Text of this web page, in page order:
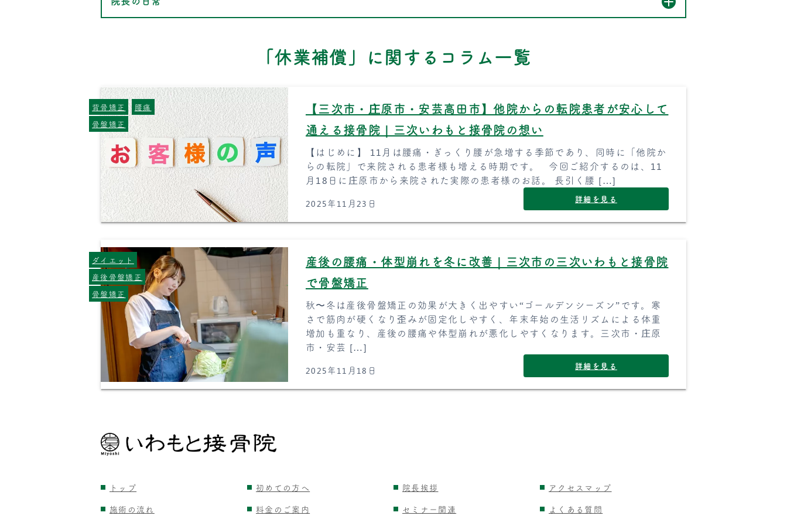
「休業補償」に関するコラム一覧
【三次市・庄原市・安芸高田市】他院からの転院患者が安心して
通える接骨院｜三次いわもと接骨院の想い
【はじめに】 11月は腰痛・ぎっくり腰が急増する季節であり、同時に「他院か
らの転院」で来院される患者様も増える時期です。 今回ご紹介するのは、11
月18日に庄原市から来院された実際の患者様のお話。 長引く腰 […]
2025年11月23日 詳細を見る
背骨矯正
腰痛
骨盤矯正
産後の腰痛・体型崩れを冬に改善｜三次市の三次いわもと接骨院
で骨盤矯正
秋〜冬は産後骨盤矯正の効果が大きく出やすい“ゴールデンシーズン”です。寒
さで筋肉が硬くなり歪みが固定化しやすく、年末年始の生活リズムによる体重
増加も重なり、産後の腰痛や体型崩れが悪化しやすくなります。三次市・庄原
市・安芸 […]
2025年11月18日 詳細を見る
ダイエット
産後骨盤矯正
骨盤矯正
トップ 初めての方へ 院長挨拶
アクセスマップ
施術の流れ
料金のご案内 セミナー関連
よくある質問